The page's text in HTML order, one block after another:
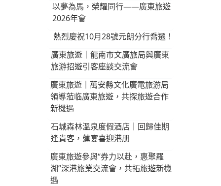
以夢為馬，榮耀同行——廣東旅遊
2026年會
熱烈慶祝10月28號元朗分行喬遷！
廣東旅遊｜龍南市文廣旅局與廣東
旅游招遊引客座談交流會
廣東旅遊｜萬安縣文化廣電旅游局
領導蒞临廣東旅遊，共探旅遊合作
新機遇
石城森林溫泉度假酒店｜回歸佳期
逢貴客，蓮宴喜迎港朋
廣東旅遊參與“券力以赴，惠聚羅
湖”深港旅業交流會，共拓旅遊新機
遇